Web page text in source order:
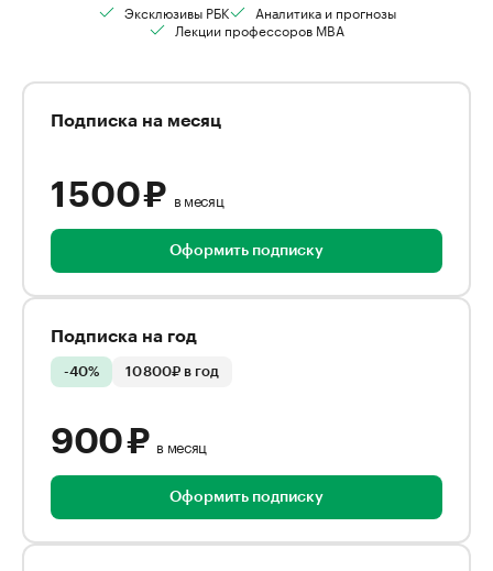
Эксклюзивы РБК
Аналитика и прогнозы
Лекции профессоров MBA
Подписка на месяц
1 500 ₽ в месяц
Оформить подписку
Подписка на год
-40% 10 800₽ в год
900 ₽ в месяц
Оформить подписку